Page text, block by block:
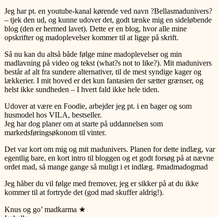
Jeg har pt. en youtube-kanal kørende ved navn ?Bellasmadunivers?
– tjek den ud, og kunne udover det, godt tænke mig en sideløbende
blog (den er hermed lavet). Dette er en blog, hvor alle mine
opskrifter og madoplevelser kommer til at ligge på skrift.
Så nu kan du altså både følge mine madoplevelser og min
madlavning på video og tekst (what?s not to like?). Mit madunivers
består af alt fra sundere alternativer, til de mest syndige kager og
lækkerier. I mit hoved er det kun fantasien der sætter grænser, og
helst ikke sundheden – I hvert fald ikke hele tiden.
Udover at være en Foodie, arbejder jeg pt. i en bager og som
husmodel hos VILA, bestseller.
Jeg har dog planer om at starte på uddannelsen som
markedsføringsøkonom til vinter.
Det var kort om mig og mit madunivers. Planen for dette indlæg, var
egentlig bare, en kort intro til bloggen og et godt forsøg på at nævne
ordet mad, så mange gange så muligt i et indlæg. #madmadogmad
Jeg håber du vil følge med fremover, jeg er sikker på at du ikke
kommer til at fortryde det (god mad skuffer aldrig!).
Knus og go’ madkarma ★